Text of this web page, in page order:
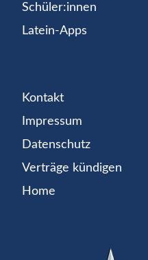
Schüler:innen
Latein-Apps
Kontakt
Impressum
Datenschutz
Verträge kündigen
Home